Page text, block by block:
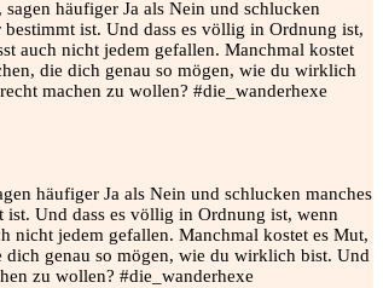
häufiger Ja als Nein und schlucken manches
Und dass es völlig in Ordnung ist, wenn
nicht jedem gefallen. Manchmal kostet es Mut,
dich genau so mögen, wie du wirklich bist. Und
zu wollen? #die_wanderhexe